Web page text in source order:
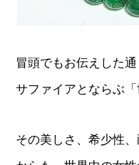
冒頭でもお伝えした
サファイアとならぶ「
その美しさ、希少性